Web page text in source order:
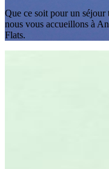
Que ce soit pour un séjour
nous vous accueillons à
Flats.